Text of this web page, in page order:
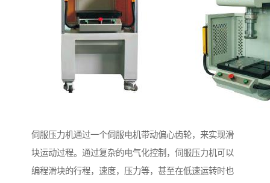
伺服压力机通过一个伺服电机带动偏心齿轮，来实现滑
块运动过程。通过复杂的电气化控制，伺服压力机可以
编程滑块的行程，速度，压力等，甚至在低速运转时也